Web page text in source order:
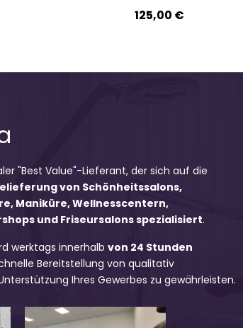
125,00 €
"Best Value"-Lieferant, der sich auf die
von Schönheitssalons,
Maniküre, Wellnesscentern,
und Friseursalons spezialisiert.
werktags innerhalbvon 24 Stunden
Bereitstellung von qualitativ
Ihres Gewerbes zu gewährleisten.